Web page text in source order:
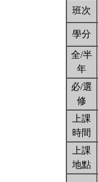
班次
學分
全/半
年
必/選
修
上課
時間
上課
地點